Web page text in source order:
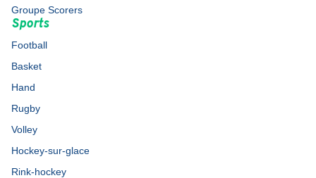
Groupe Scorers
Sports
Football
Basket
Hand
Rugby
Volley
Hockey-sur-glace
Rink-hockey